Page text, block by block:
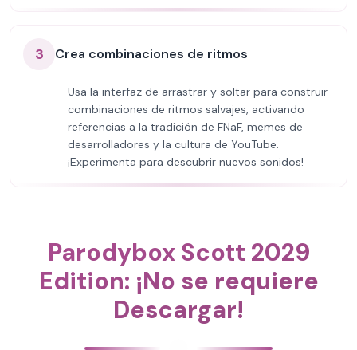
3 Crea combinaciones de ritmos
Usa la interfaz de arrastrar y soltar para construir
combinaciones de ritmos salvajes, activando
referencias a la tradición de FNaF, memes de
desarrolladores y la cultura de YouTube.
¡Experimenta para descubrir nuevos sonidos!
Parodybox Scott 2029
Edition: ¡No se requiere
Descargar!